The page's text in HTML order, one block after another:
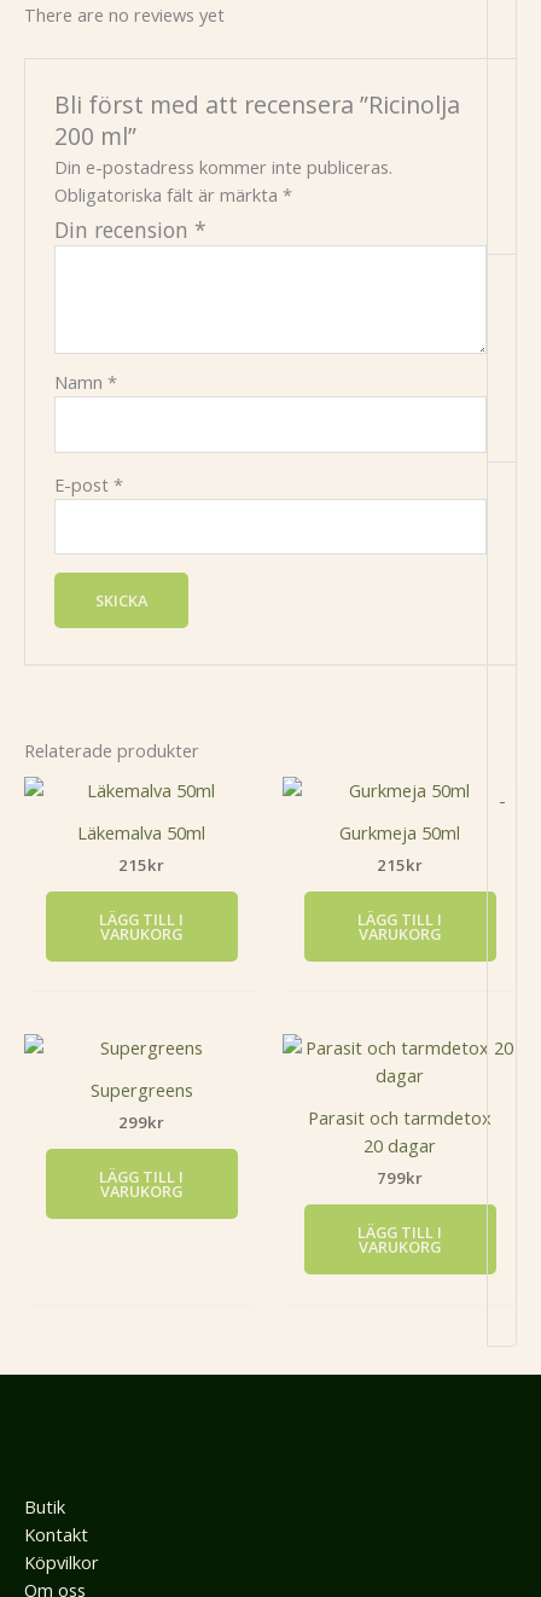
-
There are no reviews yet
Bli först med att recensera ”Ricinolja
200 ml”
Din e-postadress kommer inte publiceras.
Obligatoriska fält är märkta*
Din recension *
Namn*
E-post*
Relaterade produkter
Läkemalva 50ml
215kr
LÄGG TILL I
VARUKORG
Gurkmeja 50ml
215kr
LÄGG TILL I
VARUKORG
Supergreens
299kr
LÄGG TILL I
VARUKORG
Parasit och tarmdetox
20 dagar
799kr
LÄGG TILL I
VARUKORG
Butik
Kontakt
Köpvilkor
Om oss